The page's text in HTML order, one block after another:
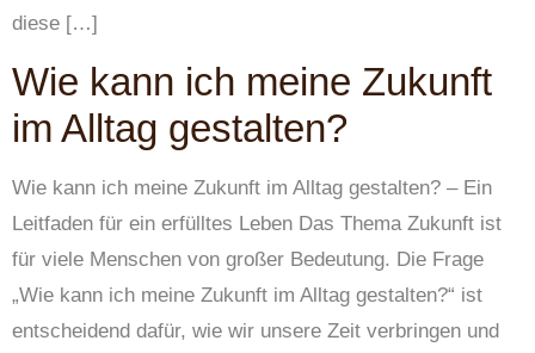
diese […]
Wie kann ich meine Zukunft
im Alltag gestalten?
Wie kann ich meine Zukunft im Alltag gestalten? – Ein
Leitfaden für ein erfülltes Leben Das Thema Zukunft ist
für viele Menschen von großer Bedeutung. Die Frage
„Wie kann ich meine Zukunft im Alltag gestalten?“ ist
entscheidend dafür, wie wir unsere Zeit verbringen und